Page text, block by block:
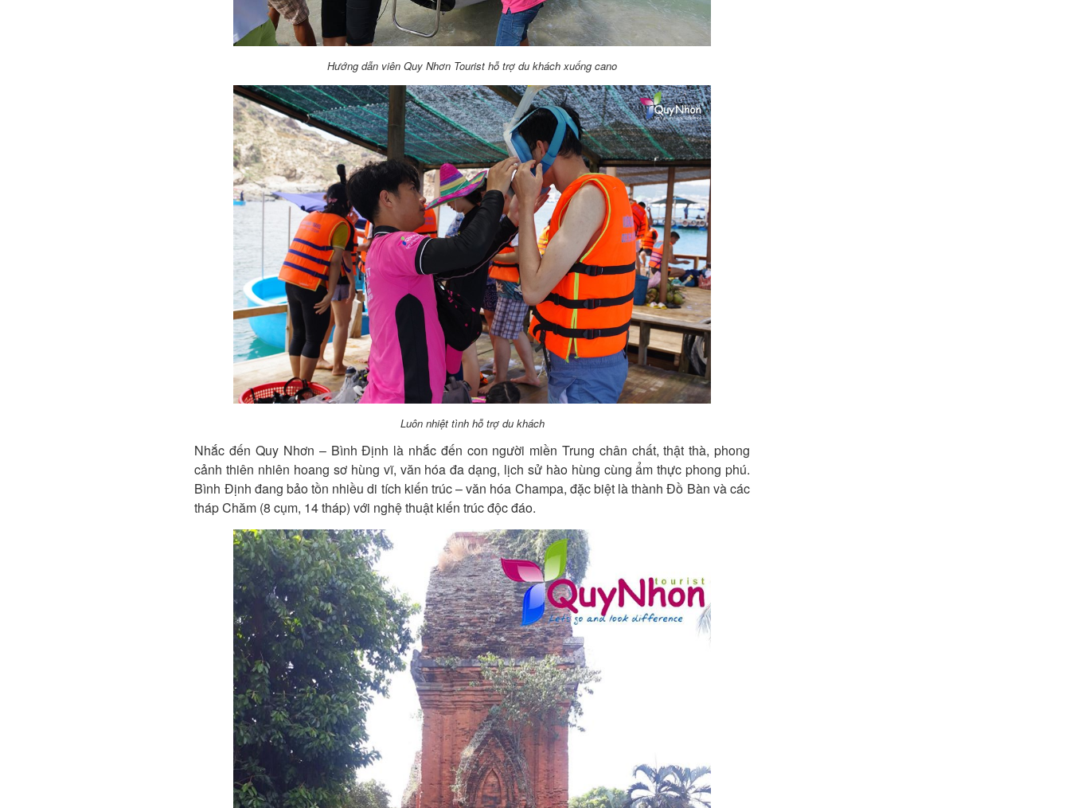
Hướng dẫn viên Quy Nhơn Tourist hỗ trợ du khách xuống cano
Luôn nhiệt tình hỗ trợ du khách
Nhắc đến Quy Nhơn – Bình Định là nhắc đến con người miền Trung chân chất, thật thà, phong
cảnh thiên nhiên hoang sơ hùng vĩ, văn hóa đa dạng, lịch sử hào hùng cùng ẩm thực phong phú.
Bình Định đang bảo tồn nhiều di tích kiến trúc – văn hóa Champa, đặc biệt là thành Đồ Bàn và các
tháp Chăm (8 cụm, 14 tháp) với nghệ thuật kiến trúc độc đáo.